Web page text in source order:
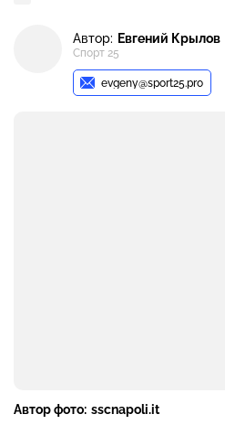
Автор: Евгений Крылов
Спорт 25
evgeny@sport25.pro
Автор фото: sscnapoli.it